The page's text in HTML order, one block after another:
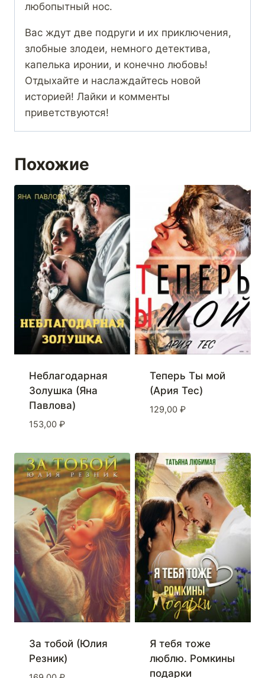
любопытный нос.
Вас ждут две подруги и их приключения,
злобные злодеи, немного детектива,
капелька иронии, и конечно любовь!
Отдыхайте и наслаждайтесь новой
историей! Лайки и комменты
приветствуются!
Похожие
Неблагодарная
Золушка (Яна
Павлова)
153,00 ₽
Теперь Ты мой
(Ария Тес)
129,00 ₽
За тобой (Юлия
Резник)
Я тебя тоже
люблю. Ромкины
подарки